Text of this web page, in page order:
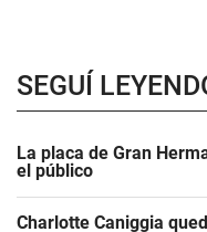
SEGUÍ
La placa de Gran
el público
Charlotte Caniggia